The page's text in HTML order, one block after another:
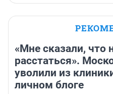
«Мне сказали, что
расстаться».
уволили из
личном блоге